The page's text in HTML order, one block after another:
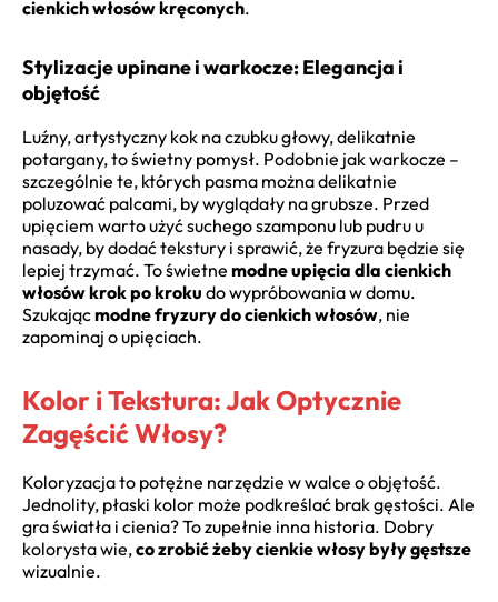
cienkich włosów kręconych.
Stylizacje upinane i warkocze: Elegancja i
objętość
Luźny, artystyczny kok na czubku głowy, delikatnie
potargany, to świetny pomysł. Podobnie jak warkocze –
szczególnie te, których pasma można delikatnie
poluzować palcami, by wyglądały na grubsze. Przed
upięciem warto użyć suchego szamponu lub pudru u
nasady, by dodać tekstury i sprawić, że fryzura będzie się
lepiej trzymać. To świetne modne upięcia dla cienkich
włosów krok po kroku do wypróbowania w domu.
Szukającmodne fryzury do cienkich włosów, nie
zapominaj o upięciach.
Kolor i Tekstura: Jak Optycznie
Zagęścić Włosy?
Koloryzacja to potężne narzędzie w walce o objętość.
Jednolity, płaski kolor może podkreślać brak gęstości. Ale
gra światła i cienia? To zupełnie inna historia. Dobry
kolorysta wie,co zrobić żeby cienkie włosy były gęstsze
wizualnie.